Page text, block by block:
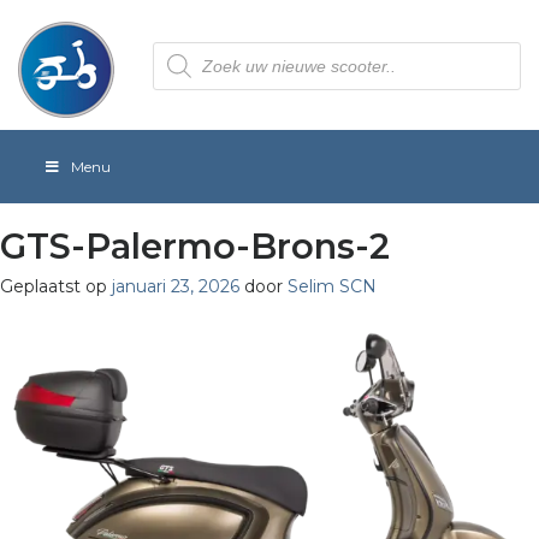
Producten
zoeken
Menu
GTS-Palermo-Brons-2
Geplaatst op januari 23, 2026 door Selim SCN